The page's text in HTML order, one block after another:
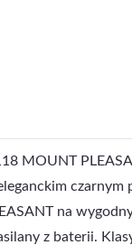
MOUNT
czarnym
na
z baterii.